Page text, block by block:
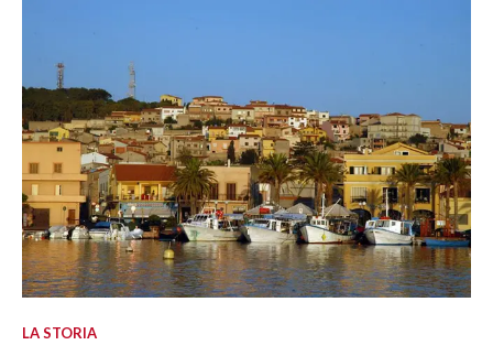
LA STORIA